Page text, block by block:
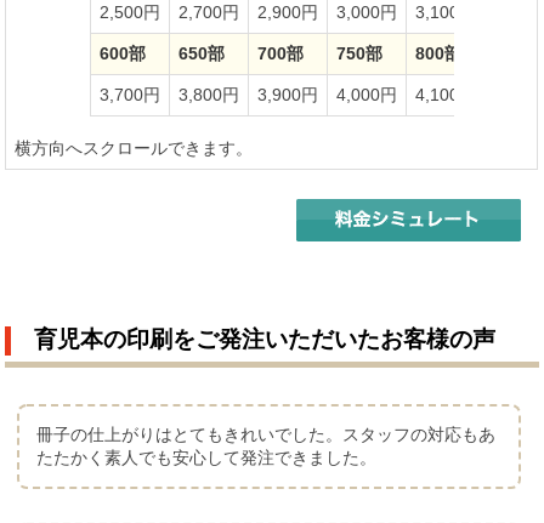
2,500円 2,700円 2,900円 3,000円 3,100円
600部 650部 700部 750部 800部
3,700円 3,800円 3,900円 4,000円 4,100円
横方向へスクロールできます。
育児本の印刷をご発注いただいたお客様の声
冊子の仕上がりはとてもきれいでした。スタッフの対応もあ
たたかく素人でも安心して発注できました。